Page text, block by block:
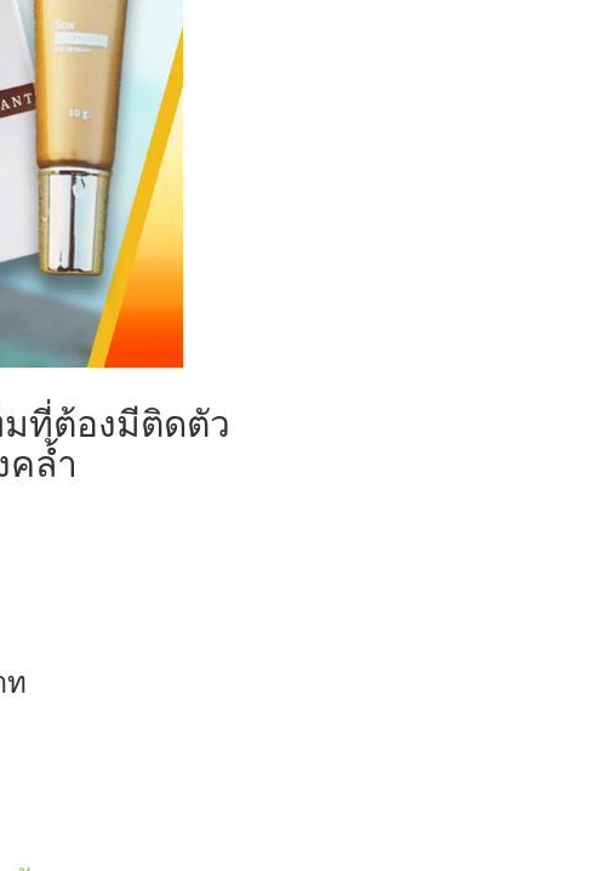
ที่ต้องมีติดตัว
คล้ำ
ท